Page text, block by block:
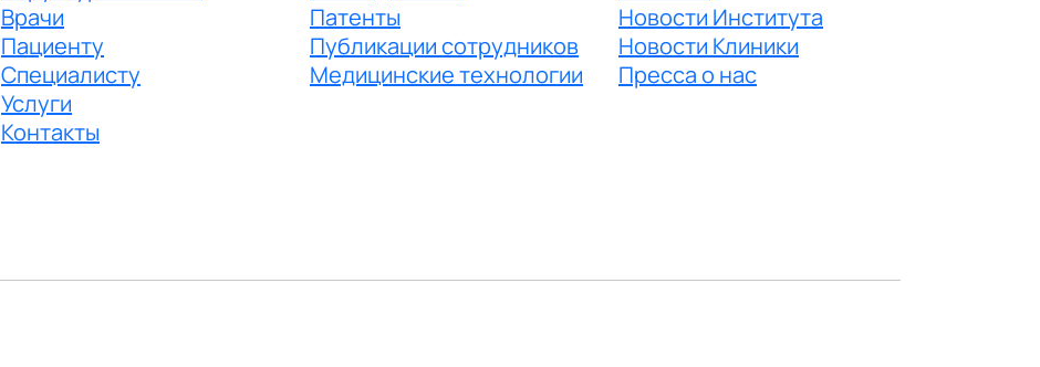
Врачи
Пациенту
Специалисту
Услуги
Контакты
Патенты
Публикации сотрудников
Медицинские технологии
Новости Института
Новости Клиники
Пресса о нас